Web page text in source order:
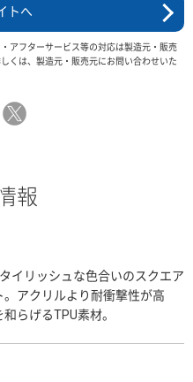
トへ
アフターサービス等の対応は製造元・販売
くは、製造元・販売元にお問い合わせいた
報
イリッシュな色合いのスクエア
アクリルより耐衝撃性が高
らげるTPU素材。